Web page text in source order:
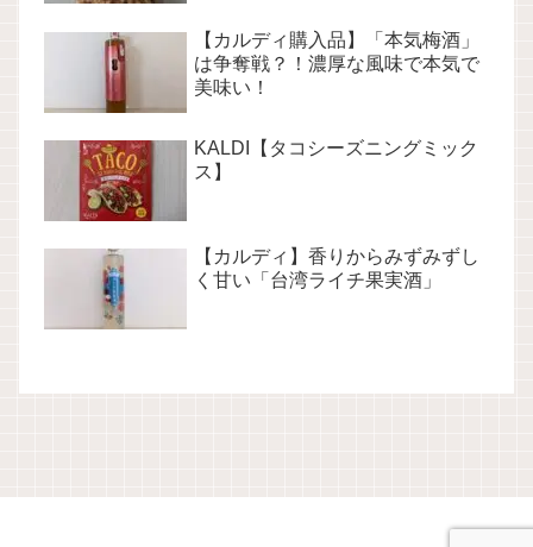
【カルディ購入品】「本気梅酒」
は争奪戦？！濃厚な風味で本気で
美味い！
KALDI【タコシーズニングミック
ス】
【カルディ】香りからみずみずし
く甘い「台湾ライチ果実酒」